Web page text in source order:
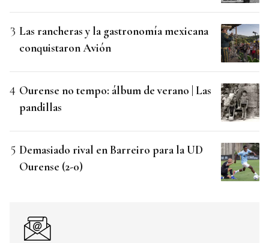
Las rancheras y la gastronomía mexicana
conquistaron Avión
Ourense no tempo: álbum de verano | Las
pandillas
Demasiado rival en Barreiro para la UD
Ourense (2-0)